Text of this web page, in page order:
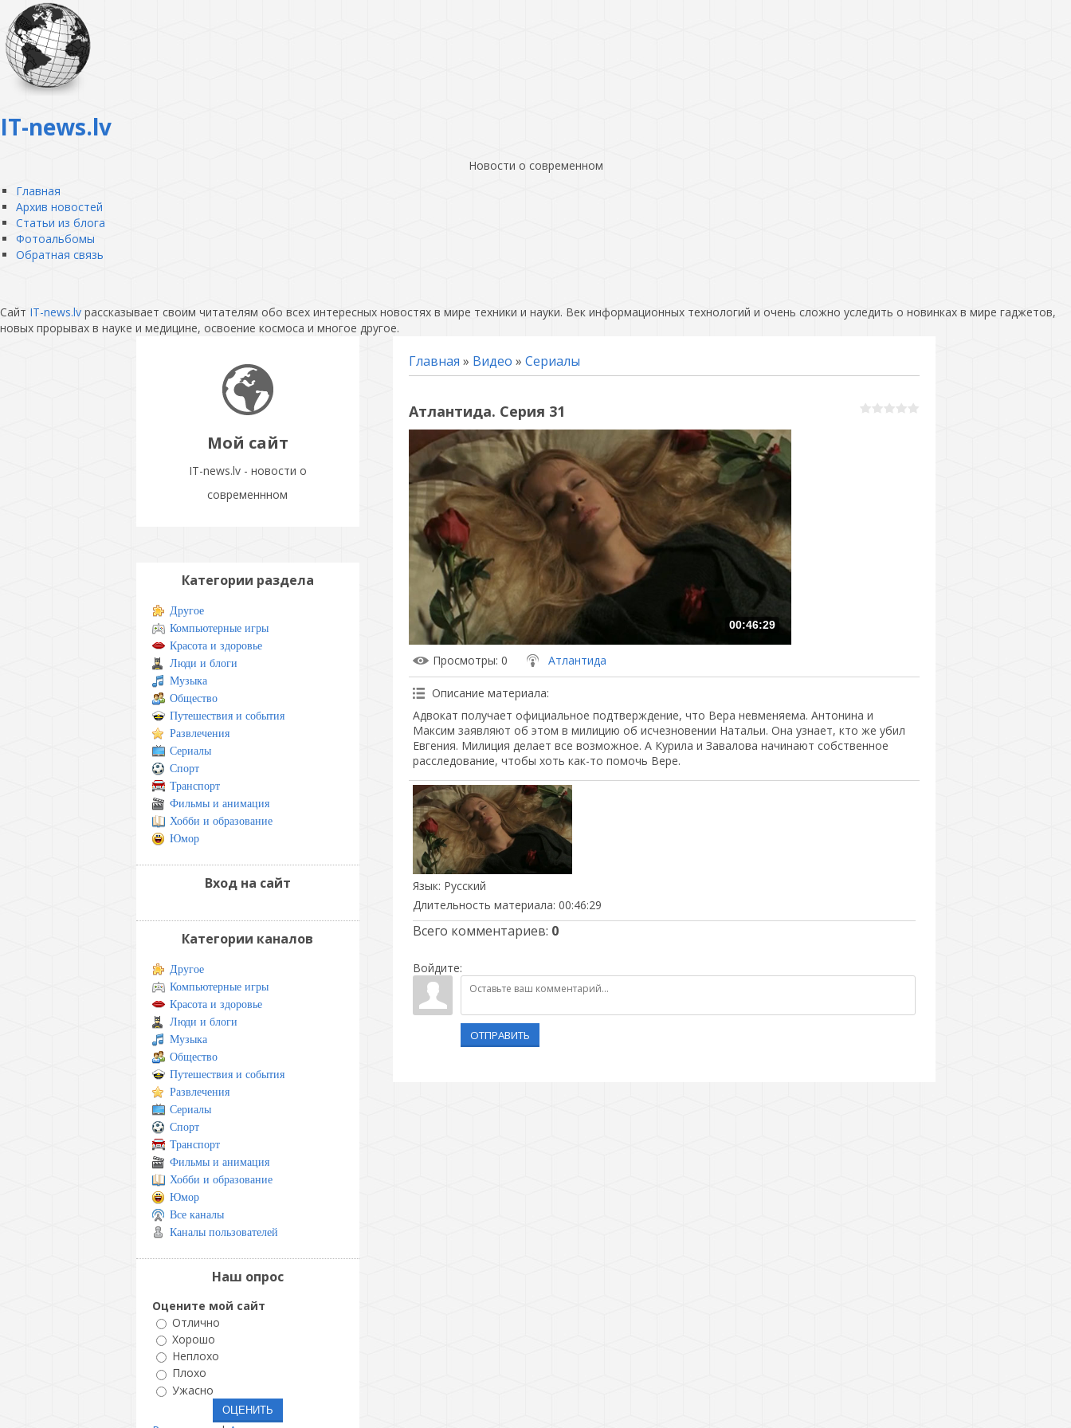
IT-news.lv
Новости о современном
Главная
Архив новостей
Статьи из блога
Фотоальбомы
Обратная связь
Сайт IT-news.lv рассказывает своим читателям обо всех интересных новостях в мире техники и науки. Век информационных технологий и очень сложно уследить о новинках в мире гаджетов,
новых прорывах в науке и медицине, освоение космоса и многое другое.
Мой сайт
IT-news.lv - новости о
современнном
Главная » Видео » Сериалы
Атлантида. Серия 31
00:46:29
Просмотры: 0 Атлантида
Описание материала:
Адвокат получает официальное подтверждение, что Вера невменяема. Антонина и
Максим заявляют об этом в милицию об исчезновении Натальи. Она узнает, кто же убил
Евгения. Милиция делает все возможное. А Курила и Завалова начинают собственное
расследование, чтобы хоть как-то помочь Вере.
Язык: Русский
Длительность материала: 00:46:29
Всего комментариев: 0
Войдите:
ОТПРАВИТЬ
Категории раздела
Другое
Компьютерные игры
Красота и здоровье
Люди и блоги
Музыка
Общество
Путешествия и события
Развлечения
Сериалы
Спорт
Транспорт
Фильмы и анимация
Хобби и образование
Юмор
Вход на сайт
Категории каналов
Другое
Компьютерные игры
Красота и здоровье
Люди и блоги
Музыка
Общество
Путешествия и события
Развлечения
Сериалы
Спорт
Транспорт
Фильмы и анимация
Хобби и образование
Юмор
Все каналы
Каналы пользователей
Наш опрос
Оцените мой сайт
Отлично
Хорошо
Неплохо
Плохо
Ужасно